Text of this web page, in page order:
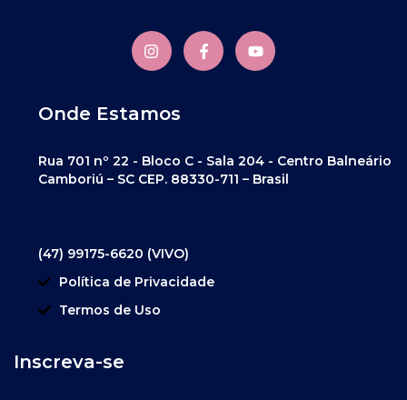
Onde Estamos
Rua 701 nº 22 - Bloco C - Sala 204 - Centro Balneário
Camboriú – SC CEP. 88330-711 – Brasil
(47) 99175-6620 (VIVO)
Política de Privacidade
Termos de Uso
Inscreva-se